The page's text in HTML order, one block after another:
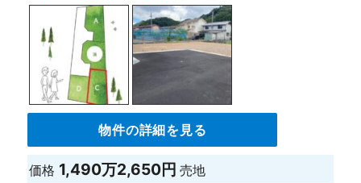
物件の詳細を見る
価格 1,490万2,650円売地